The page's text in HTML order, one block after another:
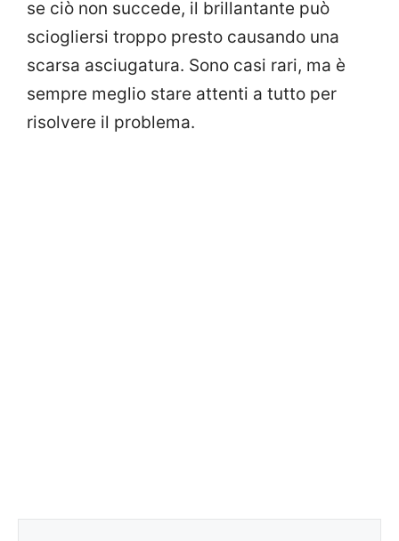
se ciò non succede, il brillantante può
sciogliersi troppo presto causando una
scarsa asciugatura. Sono casi rari, ma è
sempre meglio stare attenti a tutto per
risolvere il problema.